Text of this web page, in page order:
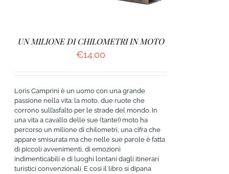
UN MILIONE DI CHILOMETRI IN MOTO
€14.00
Loris Camprini è un uomo con una grande
passione nella vita: la moto, due ruote che
corrono sull’asfalto per le strade del mondo. In
una vita a cavallo delle sue (tante!) moto ha
percorso un milione di chilometri, una cifra che
appare smisurata ma che nelle sue parole è fatta
di piccoli avvenimenti, di emozioni
indimenticabili e di luoghi lontani dagli itinerari
turistici convenzionali. E così il libro si dipana